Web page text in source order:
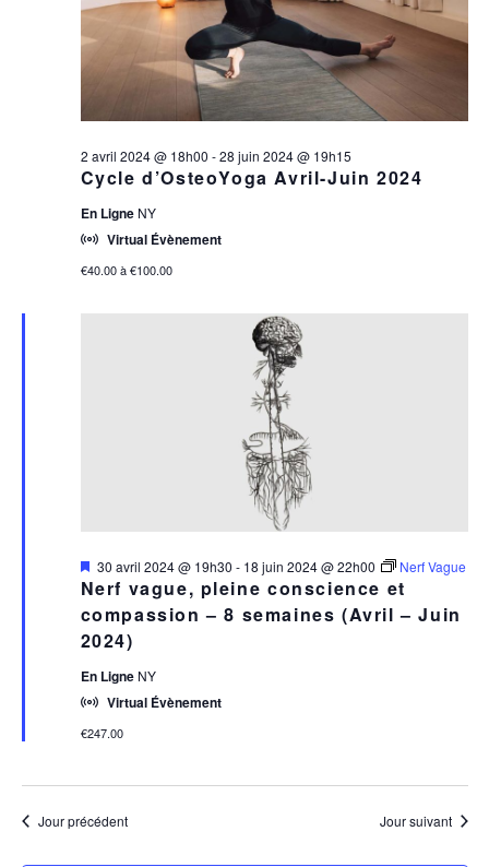
2024
Cycle d’OsteoYoga Avril-Juin 2024
2 avril 2024 @ 18h00 -28 juin 2024 @ 19h15
En Ligne NY
Virtual Évènement
€40.00 à €100.00
Nerf vague, pleine conscience et
compassion – 8 semaines (Avril – Juin
2024)
Mis
en
avant
30 avril 2024 @ 19h30 - 18 juin 2024 @ 22h00 Nerf Vague
En Ligne NY
Virtual Évènement
€247.00
Jour précédent Jour suivant